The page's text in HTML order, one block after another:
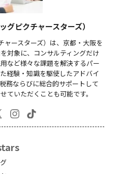
ピクチャースターズ）
ースターズ）は、京都・大阪を
対象に、コンサルティングだけ
など様々な課題を解決するパー
経験・知識を駆使したアドバイ
務ならびに総合的サポートして
ていただくことも可能です。